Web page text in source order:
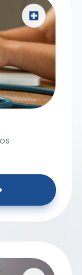
local_hospital